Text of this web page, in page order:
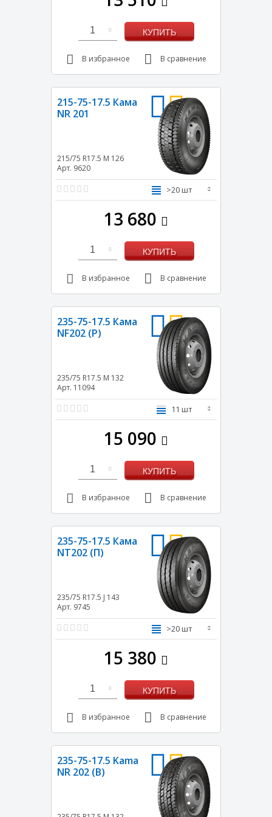
1 КУПИТЬ
В избранное В сравнение
215-75-17.5 Кама
NR 201
215/75 R17.5 M 126
Арт. 9620
>20 шт
13 680
1 КУПИТЬ
В избранное В сравнение
235-75-17.5 Кама
NF202 (Р)
235/75 R17.5 M 132
Арт. 11094
11 шт
15 090
1 КУПИТЬ
В избранное В сравнение
235-75-17.5 Кама
NT202 (П)
235/75 R17.5 J 143
Арт. 9745
>20 шт
15 380
1 КУПИТЬ
В избранное В сравнение
235-75-17.5 Kama
NR 202 (В)